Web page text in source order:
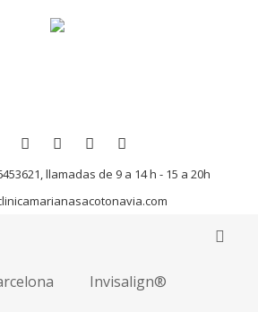
llamadas de 9 a 14 h - 15 a 20h
Invisalign®